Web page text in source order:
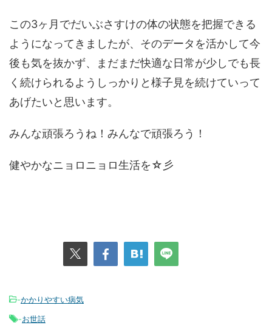
この3ヶ月でだいぶさすけの体の状態を把握できる
ようになってきましたが、そのデータを活かして今
後も気を抜かず、まだまだ快適な日常が少しでも長
く続けられるようしっかりと様子見を続けていって
あげたいと思います。
みんな頑張ろうね！みんなで頑張ろう！
健やかなニョロニョロ生活を☆彡
-かかりやすい病気
-お世話